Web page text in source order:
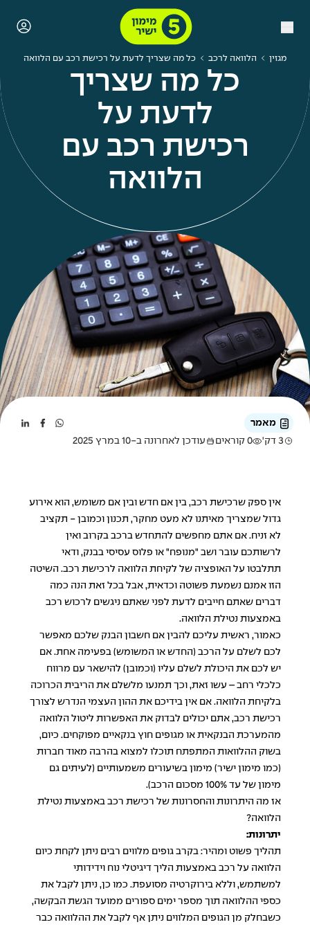
מגזין הלוואה לרכב כל מה שצריך לדעת על רכישת רכב עם הלוואה
כל מה שצריך
לדעת על
רכישת רכב עם
הלוואה
מאמר
3 דק'
0 קוראים עודכן לאחרונה ב-10 במרץ 2025
אין ספק שרכישת רכב, בין אם חדש ובין אם משומש, הוא אירוע
גדול שמצריך מאיתנו לא מעט מחקר, תכנון וכמובן - תקציב
לא זניח. אם אתם מחפשים להתחדש ברכב בקרוב ואין
לרשותכם עובר ושב "מנופח" או פלוס עסיסי בבנק, ודאי
תתלבטו על האופציה של לקיחת הלוואה לרכישת רכב. השיטה
הזו אמנם נשמעת פשוטה וכדאית, אבל בכל זאת הנה כמה
דברים שאתם חייבים לדעת לפני שאתם ניגשים לרכוש רכב
באמצעות נטילת הלוואה.
כאמור, ראשית עליכם להבין אם חשבון הבנק שלכם מאפשר
לכם לשלם על הרכב (החדש או המשומש) בפעימה אחת. אם
יש לכם את היכולת לשלם עליו (וכמובן) להישאר עם מרווח
כלכלי רחב – עשו זאת, וכך תמנעו מלשלם את הריבית הכרוכה
בלקיחת הלוואה. אם אין בידיכם את ההון העצמי הנדרש לצורך
רכישת רכב, אתם יכולים לבדוק את האפשרות ליטול הלוואה
מהמערכת הבנקאית או מגופים חוץ בנקאיים מפוקחים. כיום,
בשוק ההלוואות המתפתח תוכלו למצוא בהרבה מאוד חברות
(כמו מימון ישיר) מימון בשיעורים משמעותיים (לעיתים גם
מימון של עד 100% מסכום הרכב).
אז מה היתרונות והחסרונות של רכישת רכב באמצעות נטילת
הלוואה?
יתרונות:
תהליך פשוט ומהיר: בקרב גופים מלווים רבים ניתן לקחת כיום
הלוואה על רכב באמצעות הליך דיגיטלי נוח וידידותי
למשתמש, וללא בירוקרטיה מסועפת. כמו כן, ניתן לקבל את
כספי ההלוואה תוך מספר ימים ספורים ממועד הגשת הבקשה,
כשבחלק מן הגופים המלווים ניתן אף לקבל את ההלוואה כבר